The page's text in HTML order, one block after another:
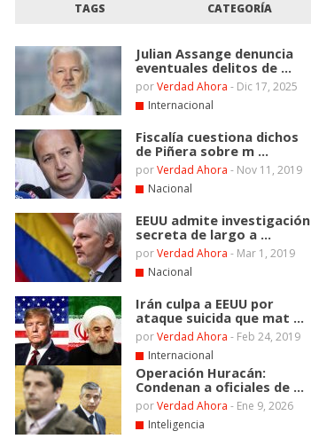
TAGS CATEGORÍA
Julian Assange denuncia
eventuales delitos de ...
porVerdad Ahora - Dic 17, 2025
Internacional
Fiscalía cuestiona dichos
de Piñera sobre m ...
porVerdad Ahora - Nov 11, 2019
Nacional
EEUU admite investigación
secreta de largo a ...
porVerdad Ahora - Mar 1, 2019
Nacional
Irán culpa a EEUU por
ataque suicida que mat ...
porVerdad Ahora - Feb 24, 2019
Internacional
Operación Huracán:
Condenan a oficiales de ...
porVerdad Ahora - Ene 9, 2026
Inteligencia